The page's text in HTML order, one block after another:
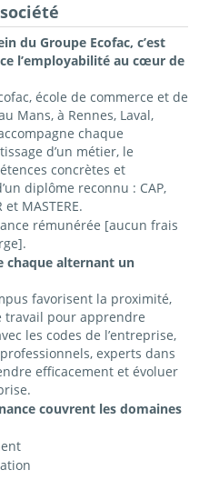
du Groupe Ecofac, c’est
l’employabilité au cœur de
école de commerce et de
Mans, à Rennes, Laval,
chaque
d’un métier, le
concrètes et
diplôme reconnu : CAP,
et MASTERE.
rémunérée [aucun frais
chaque alternant un
favorisent la proximité,
travail pour apprendre
les codes de l’entreprise,
experts dans
efficacement et évoluer
couvrent les domaines